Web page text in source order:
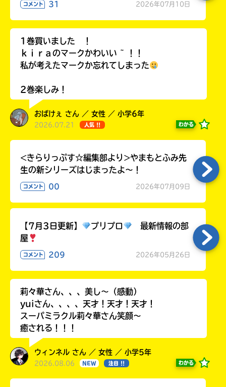
コメント 31 2026年07月10日
1巻買いました ！
ｋｉｒａのマークかわいい ~ ！！
私が考えたマークか忘れてしまった
2巻楽しみ！
おばけぇ さん ／ 女性 ／ 小学6年
2026.07.21 人気 !! わかる
<きらりっぷす☆編集部より>やまもとふみ先
生の新シリーズはじまったよ～！
コメント 00 2026年07月09日
【7月3日更新】 プリプロ
最新情報の部
屋
コメント 209 2026年05月26日
莉々華さん、、、美し〜（感動）
yuiさん、、、、天才！天才！天才！
スーパミラクル莉々華さん笑顔〜
癒される！！！
ウィンネル さん ／ 女性 ／ 小学5年
2026.08.06 NEW 注目 !! わかる